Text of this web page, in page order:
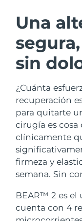
Una
sin
¿Cuánta
recuperación
para quitarte
cirugía es cosa
clínicamente
firmeza y
semana. Sin
BEAR™ 2 es
cuenta con 4
Limpieza facial
Anti-
Hidratación
Deep
Near-
device
Smart
Antiedad
Austria
Baréin
Bélgica
Bermudas
Bosnia y
Brunéi
Bulgaria
Canadá
Chile